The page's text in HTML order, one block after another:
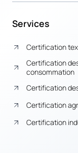
Services
Certification
Certification
consommation
Certification
Certification
Certification